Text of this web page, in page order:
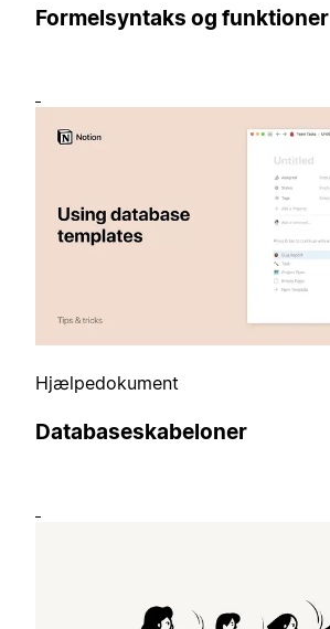
Formelsyntaks og funktioner
Hjælpedokument
Databaseskabeloner